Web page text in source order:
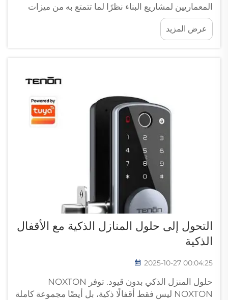
المعماريين لمشاريع البناء نظرًا لما تتمتع به من ميزات
تنافسية عديدة. صُممت هذه الأقفال الذكية لضمان
السلامة وسهولة الاستخدام والأداء العالي في مجموعة
متنوعة من التطبيقات الهندسية. لا يهم...
عرض المزيد
التحول إلى حلول المنازل الذكية مع الأقفال
الذكية
2025-10-27 00:04:25
حلول المنزل الذكي بدون قيود. توفر NOXTON
NOXTON ليس فقط أقفالًا ذكية، بل أيضًا مجموعة كاملة